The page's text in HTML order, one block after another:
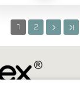
1 2